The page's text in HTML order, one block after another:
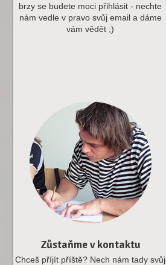
brzy se budete moci přihlásit - nechte
nám vedle v pravo svůj email a dáme
vám vědět ;)
Zůstaňme v kontaktu
Chceš příjít příště? Nech nám tady svůj